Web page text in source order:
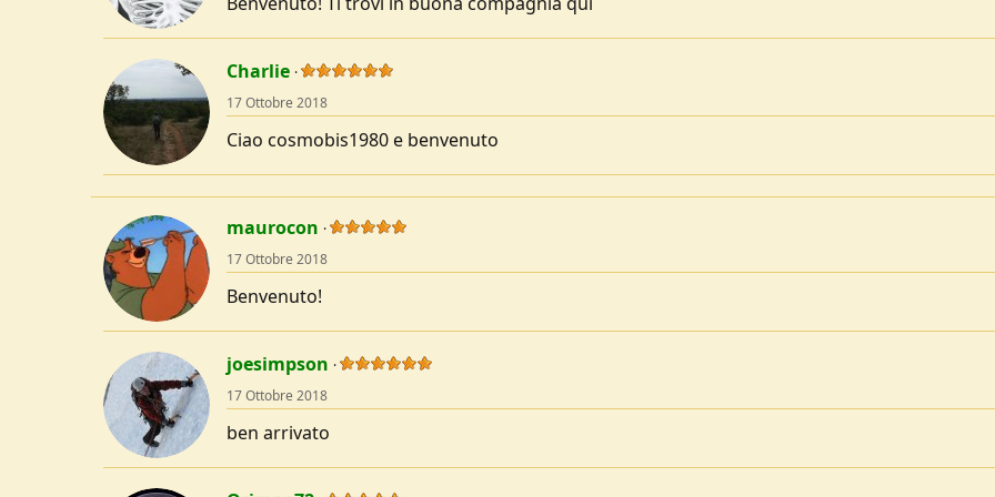
s
:
Charlie
17 Ottobre 2018
Ciao cosmobis1980 e benvenuto
maurocon
17 Ottobre 2018
Benvenuto!
joesimpson
17 Ottobre 2018
ben arrivato